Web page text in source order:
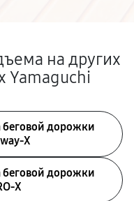
на других
Yamaguchi
беговой дорожки
X
беговой дорожки
X